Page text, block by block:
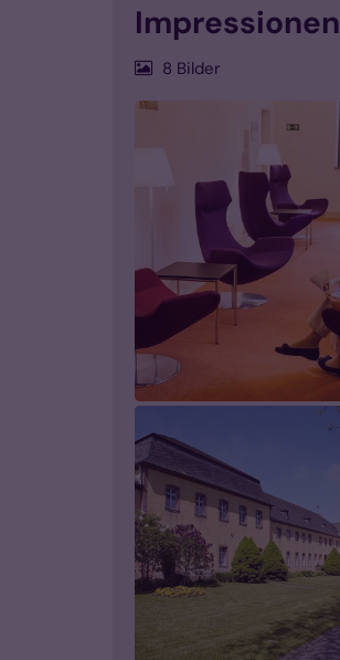
Impressionen
8 Bilder